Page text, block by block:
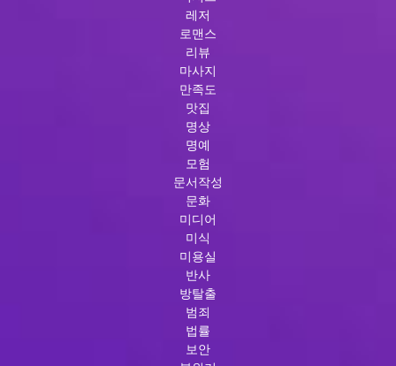
레저
로맨스
리뷰
마사지
만족도
맛집
명상
명예
모험
문서작성
문화
미디어
미식
미용실
반사
방탈출
범죄
법률
보안